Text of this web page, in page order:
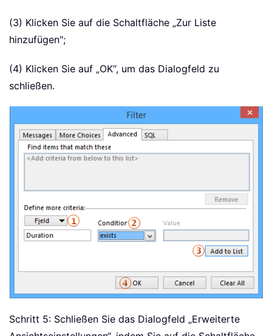
(3) Klicken Sie auf die Schaltfläche „Zur Liste
hinzufügen";
(4) Klicken Sie auf „OK“, um das Dialogfeld zu
schließen.
Schritt 5: Schließen Sie das Dialogfeld „Erweiterte